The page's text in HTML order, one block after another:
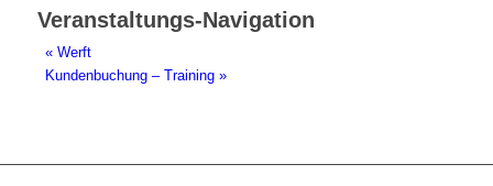
Veranstaltungs-Navigation
«Werft
Kundenbuchung – Training »